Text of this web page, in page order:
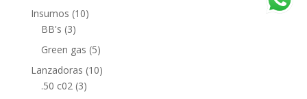
Insumos (10)
BB's (3)
Green gas (5)
Lanzadoras (10)
.50 c02 (3)